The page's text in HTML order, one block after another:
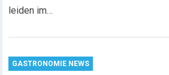
leiden im…
GASTRONOMIE NEWS